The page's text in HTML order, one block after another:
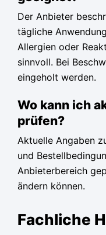
Der Anbieter
tägliche
Allergien oder
sinnvoll. Bei
eingeholt werden.
Wo kann ich
prüfen?
Aktuelle Angaben
und
Anbieterbereich
ändern können.
Fachliche